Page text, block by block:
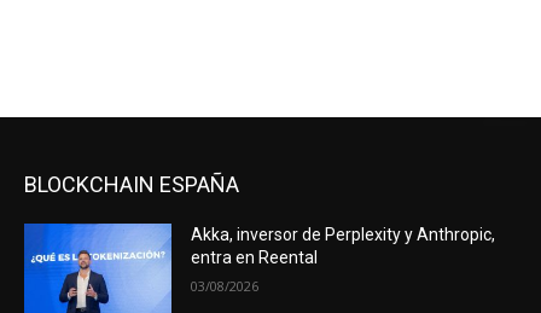
BLOCKCHAIN ESPAÑA
Akka, inversor de Perplexity y Anthropic,
entra en Reental
03/08/2026